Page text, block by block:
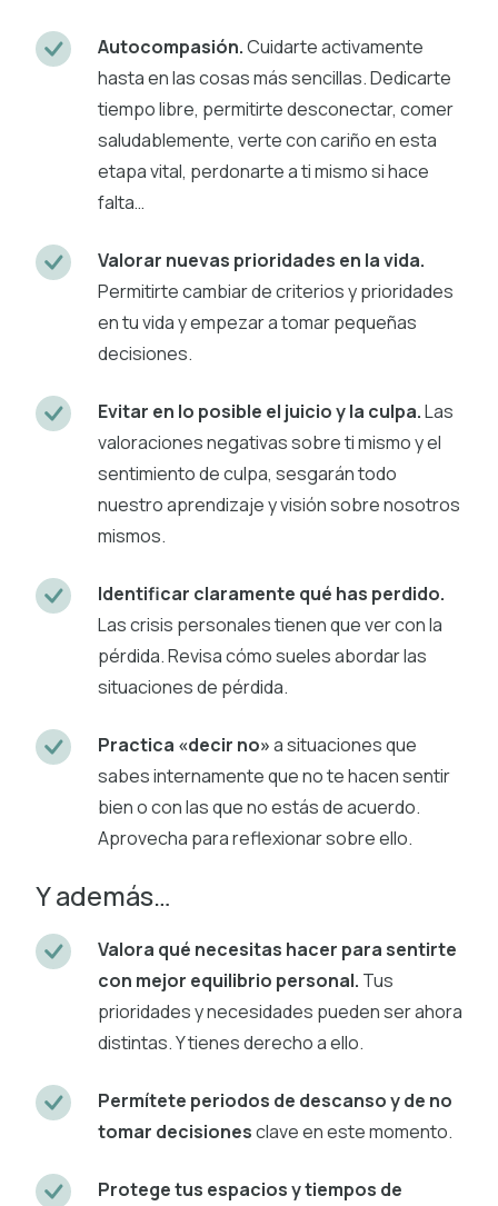
Autocompasión.Cuidarte activamente
hasta en las cosas más sencillas. Dedicarte
tiempo libre, permitirte desconectar, comer
saludablemente, verte con cariño en esta
etapa vital, perdonarte a ti mismo si hace
falta…
Valorar nuevas prioridades en la vida.
Permitirte cambiar de criterios y prioridades
en tu vida y empezar a tomar pequeñas
decisiones.
Evitar en lo posible el juicio y la culpa.Las
valoraciones negativas sobre ti mismo y el
sentimiento de culpa, sesgarán todo
nuestro aprendizaje y visión sobre nosotros
mismos.
Identificar claramente qué has perdido.
Las crisis personales tienen que ver con la
pérdida. Revisa cómo sueles abordar las
situaciones de pérdida.
Practica «decir no»a situaciones que
sabes internamente que no te hacen sentir
bien o con las que no estás de acuerdo.
Aprovecha para reflexionar sobre ello.
Y además…
Valora qué necesitas hacer para sentirte
con mejor equilibrio personal. Tus
prioridades y necesidades pueden ser ahora
distintas. Y tienes derecho a ello.
Permítete periodos de descanso y de no
tomar decisionesclave en este momento.
Protege tus espacios y tiempos de